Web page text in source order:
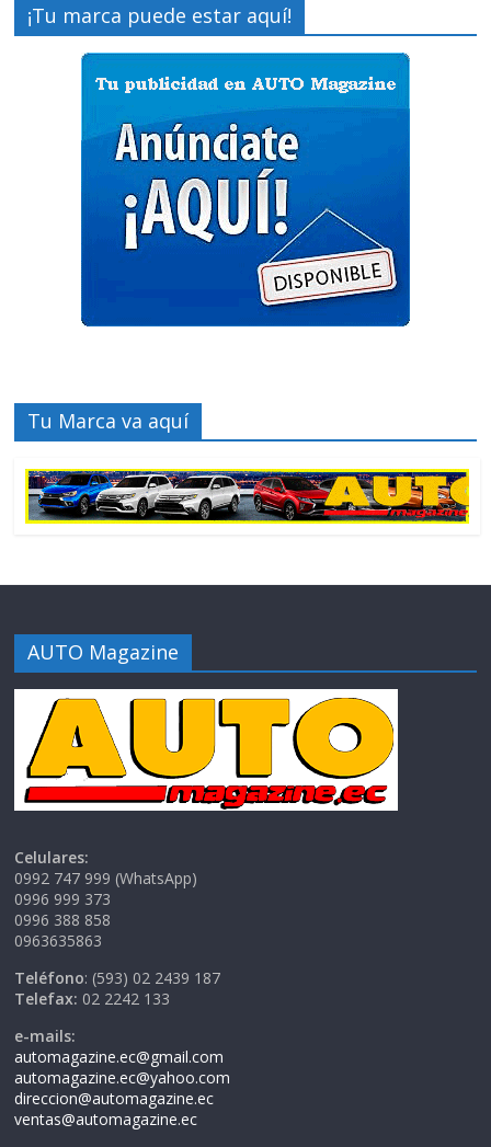
¡Tu marca puede estar aquí!
Tu Marca va aquí
AUTO Magazine
Celulares:
0992 747 999 (WhatsApp)
0996 999 373
0996 388 858
0963635863
Teléfono: (593) 02 2439 187
Telefax: 02 2242 133
e-mails:
automagazine.ec@gmail.com
automagazine.ec@yahoo.com
direccion@automagazine.ec
ventas@automagazine.ec